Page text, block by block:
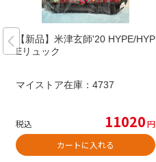
【新品】米津玄師'20 HYPE/HYP
Eリュック
マイストア在庫： 4737
税込 11020円
カートに入れる